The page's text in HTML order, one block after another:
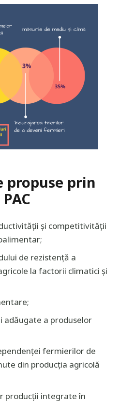
propuse prin
și competitivității
de rezistență a
la factorii climatici și
adăugate a produselor
fermierilor de
din producția agricolă
producții integrate în